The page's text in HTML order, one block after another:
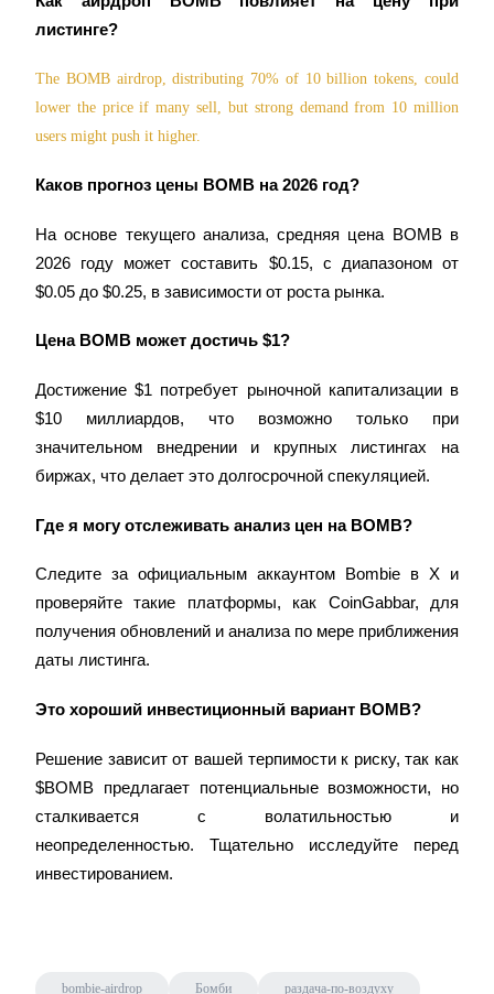
приложение Bitrue
Русский
листинге?
The BOMB airdrop, distributing 70% of 10 billion tokens, could
lower the price if many sell, but strong demand from 10 million
users might push it higher.
Каков прогноз цены BOMB на 2026 год?
На основе текущего анализа, средняя цена BOMB в
2026 году может составить $0.15, с диапазоном от
$0.05 до $0.25, в зависимости от роста рынка.
Цена BOMB может достичь $1?
Достижение $1 потребует рыночной капитализации в
$10 миллиардов, что возможно только при
значительном внедрении и крупных листингах на
биржах, что делает это долгосрочной спекуляцией.
Где я могу отслеживать анализ цен на BOMB?
Следите за официальным аккаунтом Bombie в X и
проверяйте такие платформы, как CoinGabbar, для
получения обновлений и анализа по мере приближения
даты листинга.
Это хороший инвестиционный вариант BOMB?
Решение зависит от вашей терпимости к риску, так как
$BOMB предлагает потенциальные возможности, но
сталкивается с волатильностью и
неопределенностью. Тщательно исследуйте перед
инвестированием.
bombie-airdrop Бомби раздача-по-воздуху